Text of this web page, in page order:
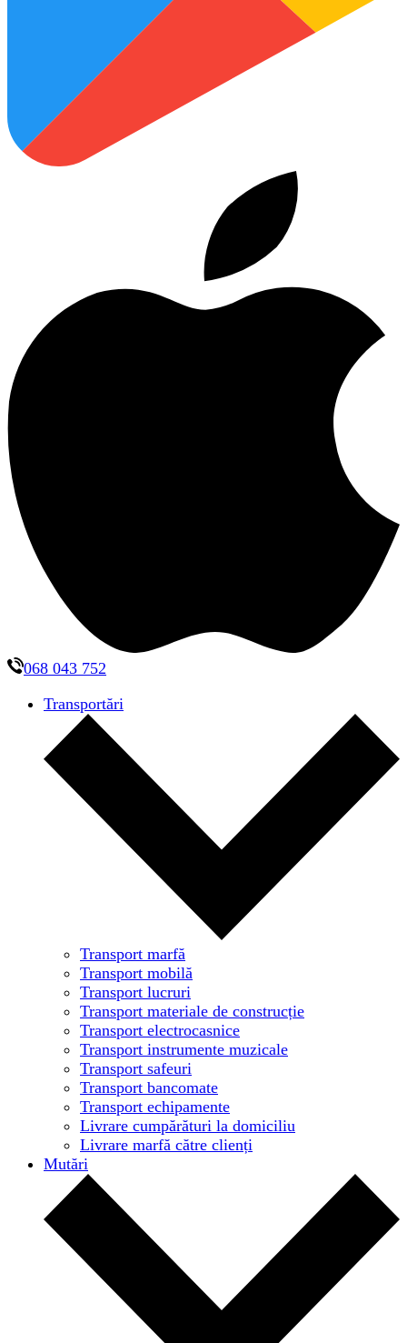
068 043 752
Transportări
Transport marfă
Transport mobilă
Transport lucruri
Transport materiale de construcție
Transport electrocasnice
Transport instrumente muzicale
Transport safeuri
Transport bancomate
Transport echipamente
Livrare cumpărături la domiciliu
Livrare marfă către clienți
Mutări